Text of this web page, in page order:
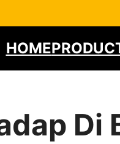
HOME
Di